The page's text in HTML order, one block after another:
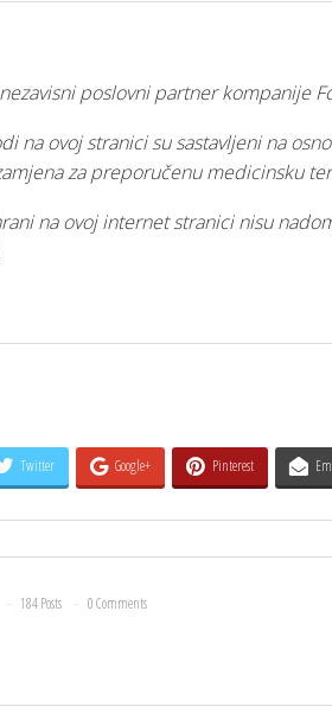
poslovni partner kompanije
na ovoj stranici su sastavljeni na
za preporučenu medicinsku
na ovoj internet stranici nisu
Twitter Google+ Pinterest
184 Posts 0 Comments